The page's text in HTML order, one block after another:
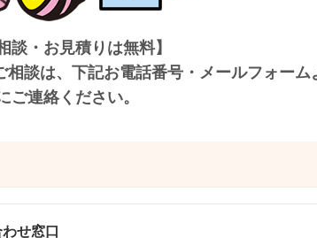
談・お見積りは無料】
談は、下記お電話番号・メールフォーム
ご連絡ください。
せ窓口